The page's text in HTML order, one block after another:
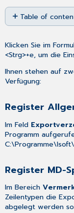
Save
as
PDF
Table of
Allgemein:
Register
MD-
Speicherung:
Klicken Sie im
<Strg>+e, um die
Ihnen stehen auf
Verfügung:
Register
Im Feld
Programm
Register MD-
Im Bereich
Zeilentypen die
abgelegt werden